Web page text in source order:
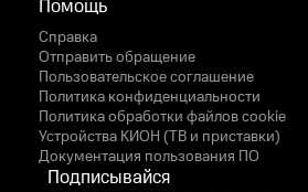
Помощь
Справка
Отправить обращение
Пользовательское соглашение
Политика конфиденциальности
Политика обработки файлов cookie
Устройства КИОН (ТВ и приставки)
Документация пользования ПО
Подписывайся